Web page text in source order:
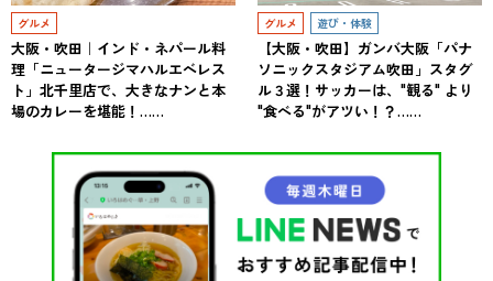
グルメ
大阪・吹田｜インド・ネパール料
理「ニュータージマハルエベレス
ト」北千里店で、大きなナンと本
場のカレーを堪能！……
グルメ 遊び・体験
【大阪・吹田】ガンバ大阪「パナ
ソニックスタジアム吹田」スタグ
ル３選！サッカーは、"観る" より
"食べる"がアツい！？……